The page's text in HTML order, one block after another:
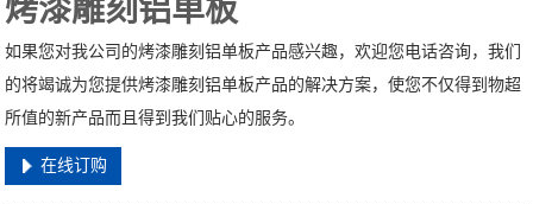
烤漆雕刻铝单板
如果您对我公司的烤漆雕刻铝单板产品感兴趣，欢迎您电话咨询，我们
的将竭诚为您提供烤漆雕刻铝单板产品的解决方案，使您不仅得到物超
所值的新产品而且得到我们贴心的服务。
在线订购